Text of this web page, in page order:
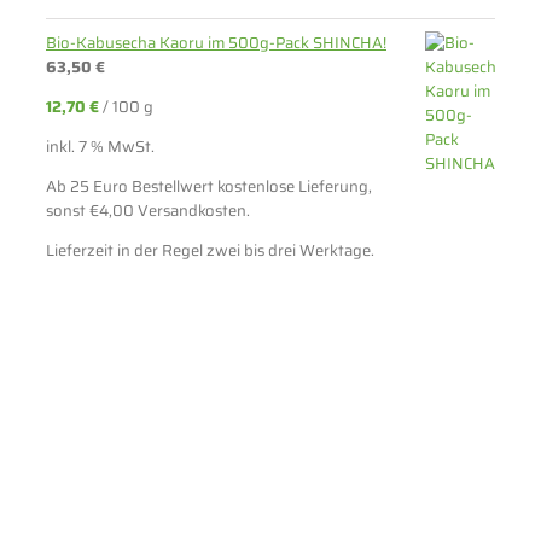
Bio-Kabusecha Kaoru im 500g-Pack SHINCHA!
63,50€
12,70€/100 g
inkl. 7 % MwSt.
Ab 25 Euro Bestellwert kostenlose Lieferung,
sonst €4,00 Versandkosten.
Lieferzeit in der Regel zwei bis drei Werktage.